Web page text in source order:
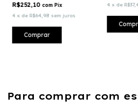
R$252,10 com Pix
4 x de R$64,98 sem juros
Comprar
4 x de
Para comprar com